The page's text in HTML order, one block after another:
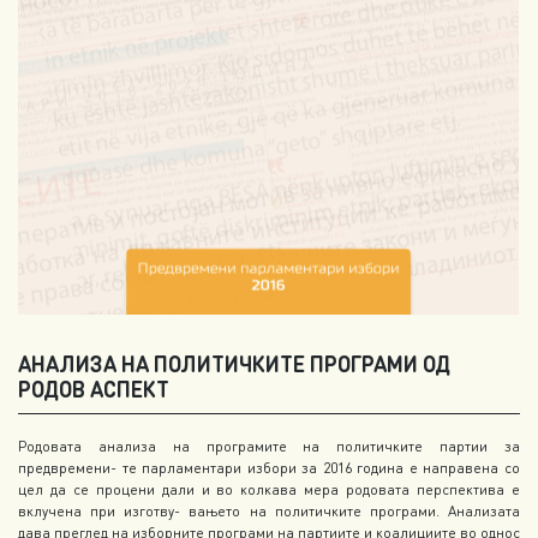
АНАЛИЗА НА ПОЛИТИЧКИТЕ ПРОГРАМИ ОД
РОДОВ АСПЕКТ
Родовата анализа на програмите на политичките партии за
предвремени- те парламентари избори за 2016 година е направена со
цел да се процени дали и во колкава мера родовата перспектива e
вклучена при изготву- вањето на политичките програми. Анализата
дава преглед на изборните програми на партиите и коалициите во однос